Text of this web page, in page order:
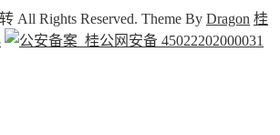
All Rights Reserved. Theme By Dragon 桂
桂公网安备 45022202000031